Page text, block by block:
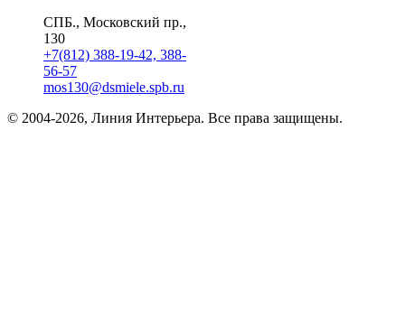
СПБ., Московский пр.,
130
+7(812) 388-19-42, 388-
56-57
mos130@dsmiele.spb.ru
© 2004-2026, Линия Интерьера. Все права защищены.